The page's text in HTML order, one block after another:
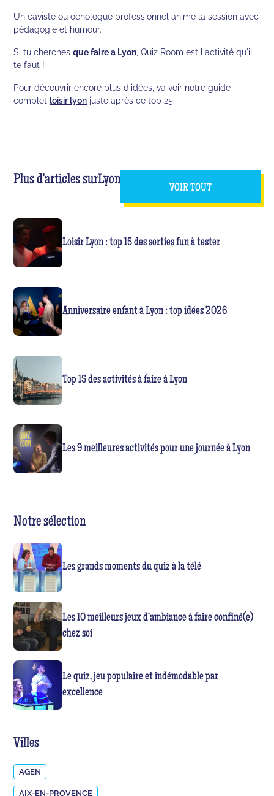
Un caviste ou oenologue professionnel anime la session avec
pédagogie et humour.
Si tu cherchesque faire a Lyon , Quiz Room est l'activité qu'il
te faut !
Pour découvrir encore plus d'idées, va voir notre guide
complet loisir lyon juste après ce top 25.
Plus d'articles surLyon
VOIR TOUT
Loisir Lyon : top 15 des sorties fun à tester
Anniversaire enfant à Lyon : top idées 2026
Top 15 des activités à faire à Lyon
Les 9 meilleures activités pour une journée à Lyon
Notre sélection
Les grands moments du quiz à la télé
Les 10 meilleurs jeux d’ambiance à faire confiné(e)
chez soi
Le quiz, jeu populaire et indémodable par
excellence
Villes
AGEN
AIX-EN-PROVENCE